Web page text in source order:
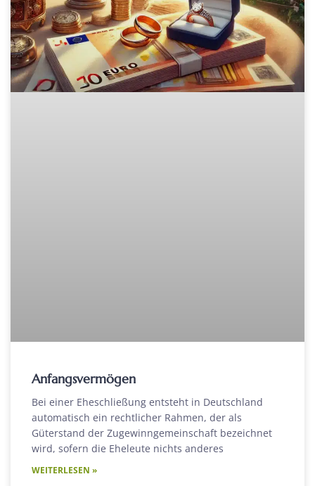
Anfangsvermögen
Bei einer Eheschließung entsteht in Deutschland
automatisch ein rechtlicher Rahmen, der als
Güterstand der Zugewinngemeinschaft bezeichnet
wird, sofern die Eheleute nichts anderes
WEITERLESEN »